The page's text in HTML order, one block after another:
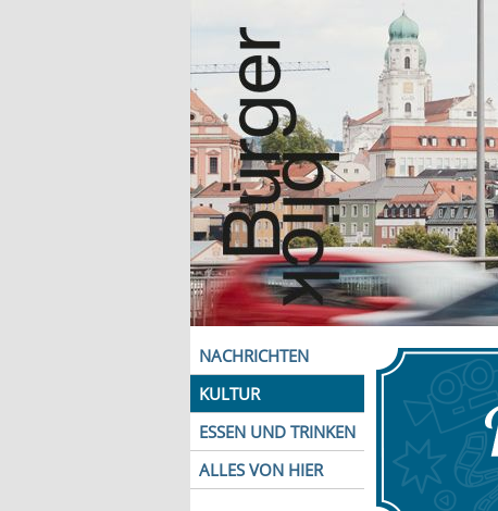
NACHRICHTEN
KULTUR
ESSEN UND TRINKEN
ALLES VON HIER